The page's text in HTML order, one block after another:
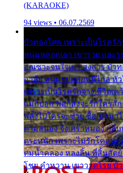
(KARAOKE)
94 views • 06.07.2569
บัวทองโศก เพราะเป็นโรค
หนุ่มหลอกเอา เขารวย และ
ออเซาะจนใจเบา สงสาร บัว
อาลัย หนุ่มรูปหล่อหนีไกล หัว
เพราะเป็นโรครักจาง ชีวิตเค
แม่ก็บอก พ่อก็สั่งจะรักใครสั
พลั้งไปใครจะช่วย ซื้อเปลมา
ตามสนอง จึงเศร้าหมอง กลี
ตระหนัก เพราะไม่รักโคลน
ตมน้ำคลอง หลงลิ้น ที่สิ้นสัตย์
โชย คำหวาน เขาวาดโรย บั